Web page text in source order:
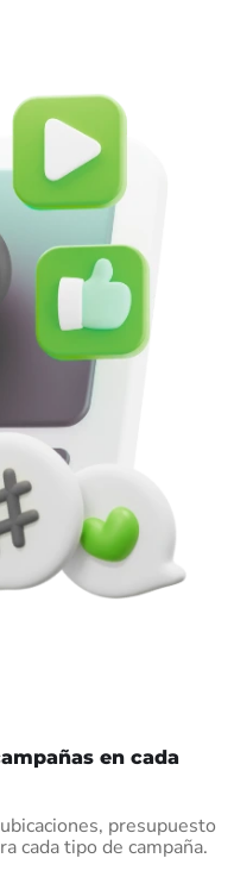
en cada
presupuesto
cada tipo de campaña.